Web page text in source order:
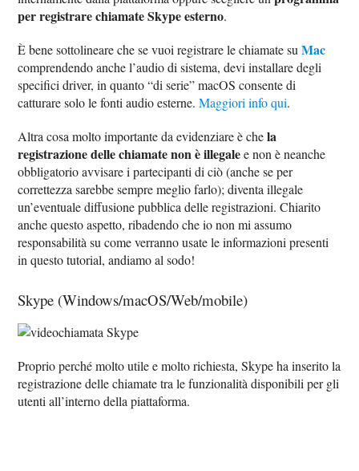
per registrare chiamate Skype esterno.
È bene sottolineare che se vuoi registrare le chiamate suMac
comprendendo anche l’audio di sistema, devi installare degli
specifici driver, in quanto “di serie” macOS consente di
catturare solo le fonti audio esterne.Maggiori info qui.
Altra cosa molto importante da evidenziare è chela
registrazione delle chiamate non è illegalee non è neanche
obbligatorio avvisare i partecipanti di ciò (anche se per
correttezza sarebbe sempre meglio farlo); diventa illegale
un’eventuale diffusione pubblica delle registrazioni. Chiarito
anche questo aspetto, ribadendo che io non mi assumo
responsabilità su come verranno usate le informazioni presenti
in questo tutorial, andiamo al sodo!
Skype (Windows/macOS/Web/mobile)
Proprio perché molto utile e molto richiesta, Skype ha inserito la
registrazione delle chiamate tra le funzionalità disponibili per gli
utenti all’interno della piattaforma.